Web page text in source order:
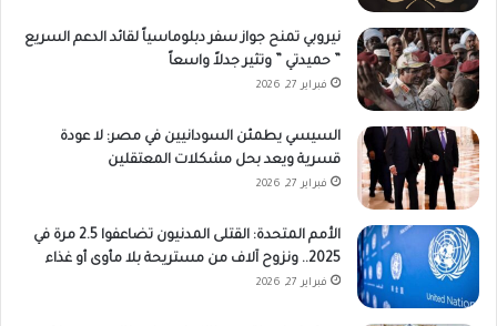
نيروبي تمنح جواز سفر دبلوماسياً لقائد الدعم السريع
” حميدتي ” وتثير جدلاً واسعاً
فبراير 27, 2026
السيسي يطمئن السودانيين في مصر: لا عودة
قسرية ويعد بحل مشكلات المعتقلين
فبراير 27, 2026
الأمم المتحدة: القتلى المدنيون تضاعفوا 2.5 مرة في
2025.. ونزوح آلاف من مستريحة بلا مأوى أو غذاء
فبراير 27, 2026